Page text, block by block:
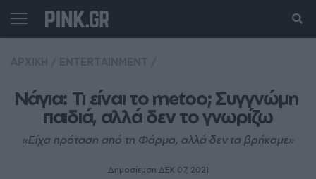
Νάγια: Τι είναι το metoo; Συγγνώμη
παιδιά, αλλά δεν το γνωρίζω
«Είχα πρόταση από τη Φάρμα, αλλά δεν τα βρήκαμε»
Δημοσίευση ΔΕΚ 07, 2021